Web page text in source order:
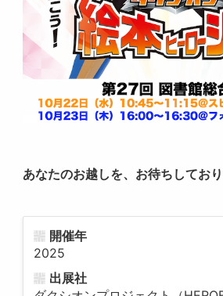
あなたのお越しを、お待ちしており
開催年
2025
出展社